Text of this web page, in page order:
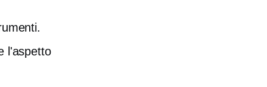
l'aspetto